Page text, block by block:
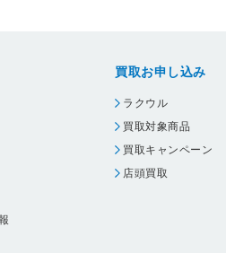
買取お申し込み
ラクウル
買取対象商品
買取キャンペーン
店頭買取